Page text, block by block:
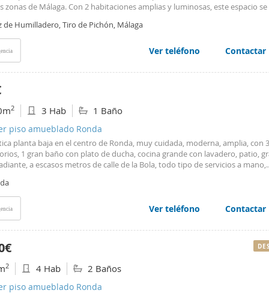
zonas de Málaga. Con 2 habitaciones amplias y luminosas, este espacio
con amigos. La cocina abierta al salón es perfecta para socializar mientras
deliciosas comidas, equipada con horno, vitrocerámica, nevera y lavadora.
con un práctico plato de ducha y una zona de almacenamiento que
Además, los armarios ofrecen un almacenamiento adicional, manteniendo
y al alcance. Este piso en planta baja, exterior, te brinda la comodidad
tu alrededor: supermercados, bares, restaurantes y zonas de ocio a pocos
la oportunidad de vivir en un lugar que lo tiene todo! En cumplimiento
de la Junta de Andalucía 2182005 del 11 de Octubre, se informa al cliente
registrales, e ITP no se incluyen en el precio. El consumidor tiene
le entregue una copia del correspondiente Documento Informativo
de Humilladero, Tiro de Pichón, Málaga
Ver teléfono Contactar
2 3 Hab 1 Baño
piso amueblado Ronda
planta baja en el centro de Ronda, muy cuidada, moderna, amplia, con 3
1 gran baño con plato de ducha, cocina grande con lavadero, patio,
a escasos metros de calle de la Bola, todo tipo de servicios a mano,
Ver teléfono Contactar
2 4 Hab 2 Baños
piso amueblado Ronda